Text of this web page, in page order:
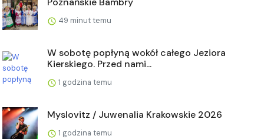
49 minut temu
W sobotę popłyną wokół całego Jeziora
Kierskiego. Przed nami...
1 godzina temu
Myslovitz / Juwenalia Krakowskie 2026
1 godzina temu